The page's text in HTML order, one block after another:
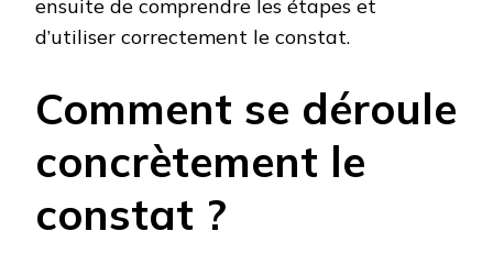
ensuite de comprendre les étapes et
d’utiliser correctement le constat.
Comment se déroule
concrètement le
constat ?